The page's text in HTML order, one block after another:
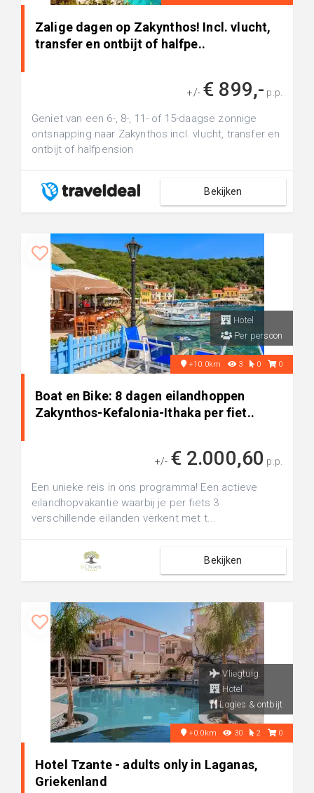
Zalige dagen op Zakynthos! Incl. vlucht,
transfer en ontbijt of halfpe..
+/- € 899,- p.p.
Geniet van een 6-, 8-, 11- of 15-daagse zonnige
ontsnapping naar Zakynthos incl. vlucht, transfer en
ontbijt of halfpension
Bekijken
Hotel
Per persoon
+10.0km 3 0 0
Boat en Bike: 8 dagen eilandhoppen
Zakynthos-Kefalonia-Ithaka per fiet..
+/- € 2.000,60 p.p.
Een unieke reis in ons programma! Een actieve
eilandhopvakantie waarbij je per fiets 3
verschillende eilanden verkent met t...
Bekijken
Vliegtuig
Hotel
Logies & ontbijt
+0.0km 30 2 0
Hotel Tzante - adults only in Laganas,
Griekenland